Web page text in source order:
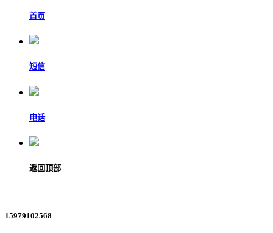
首页
短信
电话
返回顶部
15979102568